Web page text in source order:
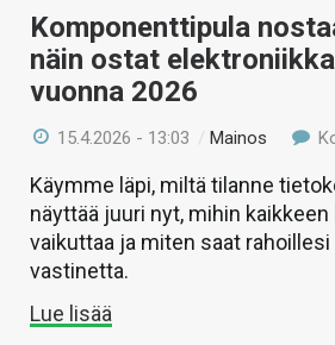
Komponenttipula
näin ostat
vuonna 2026
15.4.2026 - 13:03 / Mainos
Käymme läpi, miltä tilanne
näyttää juuri nyt, mihin
vaikuttaa ja miten saat rahoillesi
vastinetta.
Lue lisää